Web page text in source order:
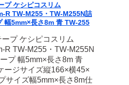
プ ケシピコスリム
R TW-M255・TW-M255N詰
幅5mm×長さ8m 青 TW-255
プ ケシピコスリム
R TW-M255・TW-M255N
プ 幅5mm×長さ8m 青
ージサイズ縦166×横45×
サイズ幅5mm×長さ8m仕